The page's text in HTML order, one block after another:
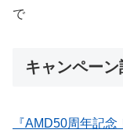
で
キャンペーン
『AMD50周年記